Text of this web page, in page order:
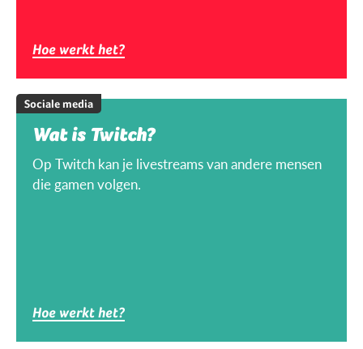
Hoe werkt het?
Sociale media
Wat is Twitch?
Op Twitch kan je livestreams van andere mensen
die gamen volgen.
Hoe werkt het?